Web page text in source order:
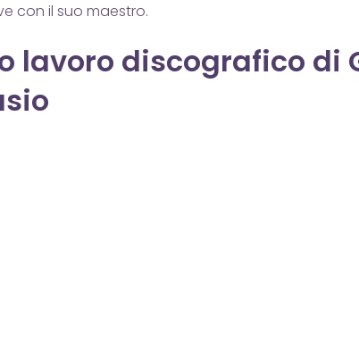
con il suo maestro.
lavoro discografico di